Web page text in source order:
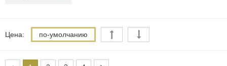
Цена: по-умолчанию